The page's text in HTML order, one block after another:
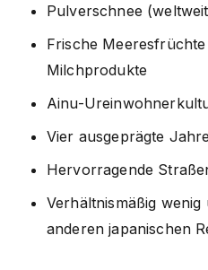
Pulverschnee
Frische
Milchprodukte
Ainu-
Vier ausgeprägte
Hervorragende
Verhältnismäßig
anderen japanischen